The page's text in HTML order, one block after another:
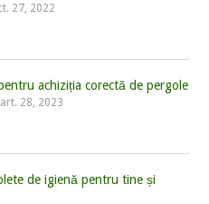
27, 2022
achiziția corectă de pergole
28, 2023
de igienă pentru tine și